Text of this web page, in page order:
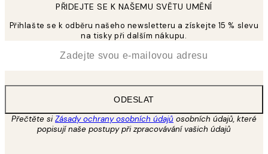
PŘIDEJTE SE K NAŠEMU SVĚTU UMĚNÍ
Přihlašte se k odběru našeho newsletteru a získejte 15 % slevu
na tisky při dalším nákupu.
ODESLAT
Přečtěte siZásady ochrany osobních údajů osobních údajů, které
popisují naše postupy při zpracovávání vašich údajů